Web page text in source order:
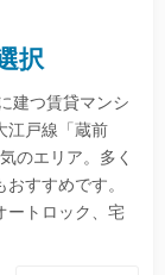
択
建つ賃貸マンシ
江戸線「蔵前
のエリア。多く
すすめです。
ートロック、宅